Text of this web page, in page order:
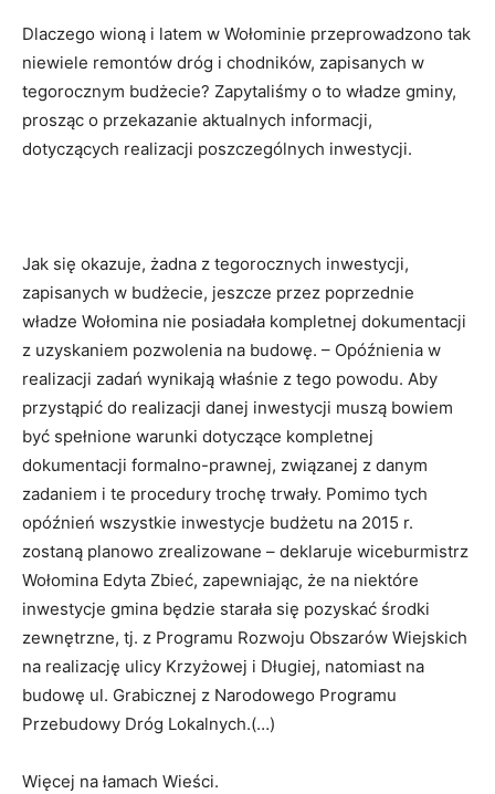
Dlaczego wioną i latem w Wołominie przeprowadzono tak
niewiele remontów dróg i chodników, zapisanych w
tegorocznym budżecie? Zapytaliśmy o to władze gminy,
prosząc o przekazanie aktualnych informacji,
dotyczących realizacji poszczególnych inwestycji.
Jak się okazuje, żadna z tegorocznych inwestycji,
zapisanych w budżecie, jeszcze przez poprzednie
władze Wołomina nie posiadała kompletnej dokumentacji
z uzyskaniem pozwolenia na budowę. – Opóźnienia w
realizacji zadań wynikają właśnie z tego powodu. Aby
przystąpić do realizacji danej inwestycji muszą bowiem
być spełnione warunki dotyczące kompletnej
dokumentacji formalno-prawnej, związanej z danym
zadaniem i te procedury trochę trwały. Pomimo tych
opóźnień wszystkie inwestycje budżetu na 2015 r.
zostaną planowo zrealizowane – deklaruje wiceburmistrz
Wołomina Edyta Zbieć, zapewniając, że na niektóre
inwestycje gmina będzie starała się pozyskać środki
zewnętrzne, tj. z Programu Rozwoju Obszarów Wiejskich
na realizację ulicy Krzyżowej i Długiej, natomiast na
budowę ul. Grabicznej z Narodowego Programu
Przebudowy Dróg Lokalnych.(…)
Więcej na łamach Wieści.